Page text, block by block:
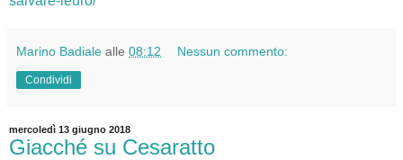
Marino Badiale alle 08:12 Nessun commento:
Condividi
mercoledì 13 giugno 2018
Giacché su Cesaratto